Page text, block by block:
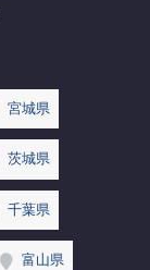
宮城県
茨城県
千葉県
富山県